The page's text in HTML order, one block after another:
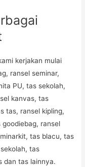
kerjakan mulai
ransel seminar,
PU, tas sekolah,
kanvas, tas
tas, ransel kipling,
ransel
tas blacu, tas
tas
dan tas lainnya.